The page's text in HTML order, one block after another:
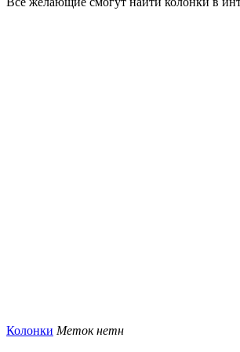
Колонки Меток нетн